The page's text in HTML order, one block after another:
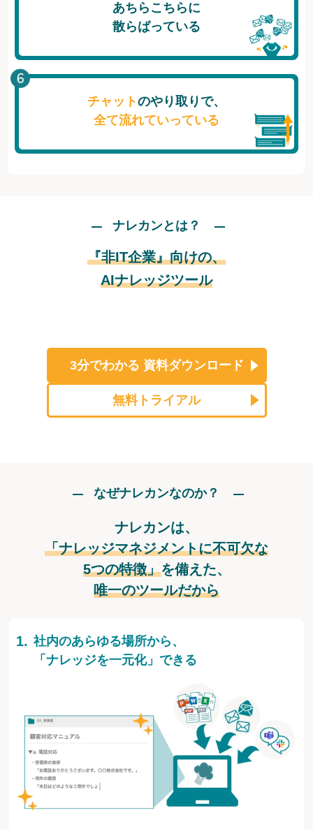
あちらこちらに
散らばっている
チャットのやり取りで、
全て流れていっている
ナレカンとは？
『非IT企業』向けの、
AIナレッジツール
3分でわかる 資料ダウンロード
無料トライアル
なぜナレカンなのか？
ナレカンは、
「ナレッジマネジメントに不可欠な
5つの特徴」を備えた、
唯一のツールだから
社内のあらゆる場所から、
「ナレッジを一元化」できる